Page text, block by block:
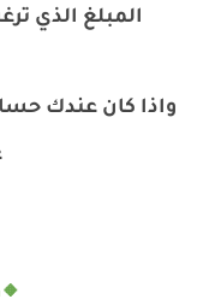
المبلغ الذي
واذا كان عندك